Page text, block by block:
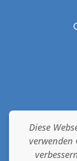
Diese
verwenden